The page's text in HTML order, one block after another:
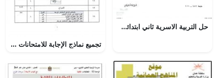
حل التربية الاسرية ثاني ابتدائي الفصل الثاني – المنهاج السعودي
تجميع نماذج الإجابة للامتحانات الرسمية للأعوام (~) (جغرافيا) الثاني عشر